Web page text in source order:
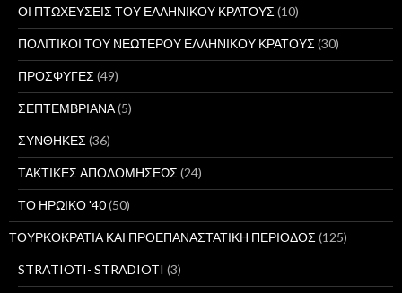
ΟΙ ΠΤΩΧΕΥΣΕΙΣ ΤΟΥ ΕΛΛΗΝΙΚΟΥ ΚΡΑΤΟΥΣ(10)
ΠΟΛΙΤΙΚΟΙ ΤΟΥ ΝΕΩΤΕΡΟΥ ΕΛΛΗΝΙΚΟΥ ΚΡΑΤΟΥΣ(30)
ΠΡΟΣΦΥΓΕΣ(49)
ΣΕΠΤΕΜΒΡΙΑΝΑ(5)
ΣΥΝΘΗΚΕΣ(36)
ΤΑΚΤΙΚΕΣ ΑΠΟΔΟΜΗΣΕΩΣ(24)
ΤΟ ΗΡΩΙΚΟ '40(50)
ΤΟΥΡΚΟΚΡΑΤΙΑ ΚΑΙ ΠΡΟΕΠΑΝΑΣΤΑΤΙΚΗ ΠΕΡΙΟΔΟΣ(125)
STRATIOTI- STRADIOTI (3)